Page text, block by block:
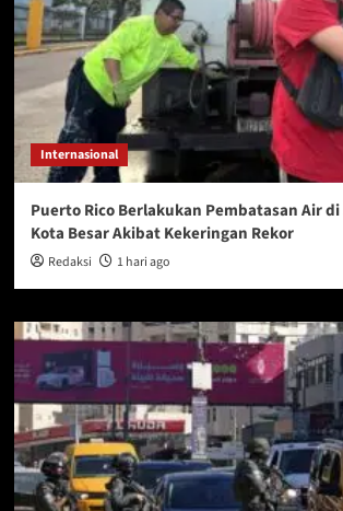
Internasional
Puerto Rico Berlakukan Pembatasan Air
Kota Besar Akibat Kekeringan Rekor
Redaksi 1 hari ago